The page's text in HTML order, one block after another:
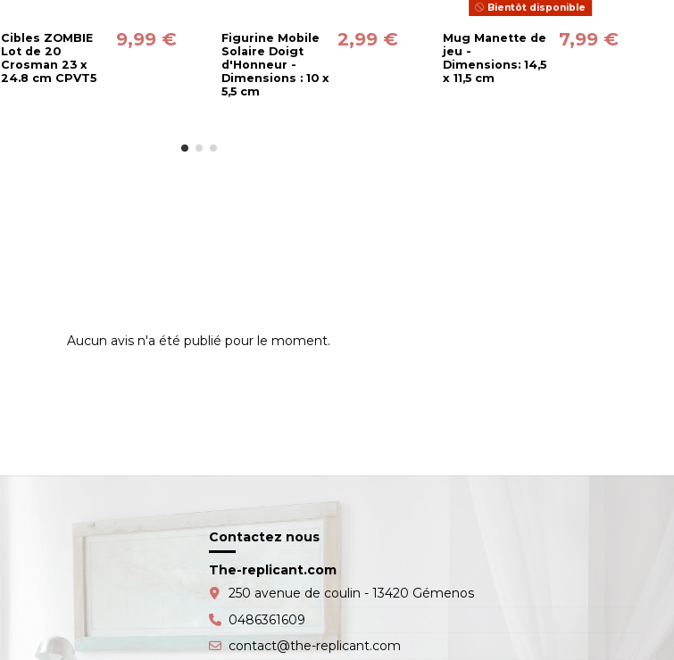
Cibles ZOMBIE
Lot de 20
Crosman 23 x
24.8 cm CPVT5
9,99 €
Figurine Mobile
Solaire Doigt
d'Honneur -
Dimensions : 10 x
5,5 cm
2,99 €
Bientôt disponible
Mug Manette de
jeu -
Dimensions: 14,5
x 11,5 cm
7,99 €
Aucun avis n'a été publié pour le moment.
Contactez nous
The-replicant.com
250 avenue de coulin - 13420 Gémenos
0486361609
contact@the-replicant.com